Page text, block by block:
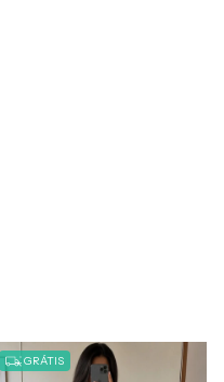
GRÁTIS